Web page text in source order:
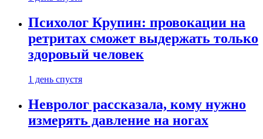
Психолог Крупин: провокации на
ретритах сможет выдержать только
здоровый человек
1 день спустя
Невролог рассказала, кому нужно
измерять давление на ногах